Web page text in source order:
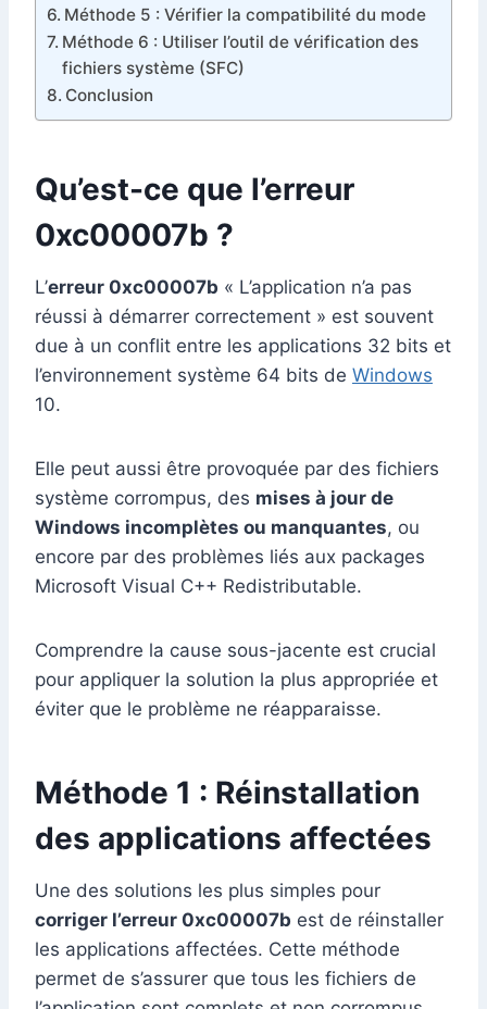
Méthode 5 : Vérifier la compatibilité du mode
Méthode 6 : Utiliser l’outil de vérification des
fichiers système (SFC)
Conclusion
Qu’est-ce que l’erreur
0xc00007b ?
L’erreur 0xc00007b « L’application n’a pas
réussi à démarrer correctement » est souvent
due à un conflit entre les applications 32 bits et
l’environnement système 64 bits de Windows
10.
Elle peut aussi être provoquée par des fichiers
système corrompus, des mises à jour de
Windows incomplètes ou manquantes, ou
encore par des problèmes liés aux packages
Microsoft Visual C++ Redistributable.
Comprendre la cause sous-jacente est crucial
pour appliquer la solution la plus appropriée et
éviter que le problème ne réapparaisse.
Méthode 1 : Réinstallation
des applications affectées
Une des solutions les plus simples pour
corriger l’erreur 0xc00007b est de réinstaller
les applications affectées. Cette méthode
permet de s’assurer que tous les fichiers de